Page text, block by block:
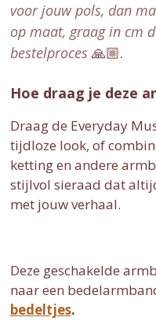
voor jouw pols, dan
op maat, graag in cm
bestelproces 🙏🏼.
Hoe draag je deze
Draag de Everyday
tijdloze look, of
ketting en andere
stijlvol sieraad dat
met jouw verhaal.
Deze geschakelde
naar een
bedeltjes.